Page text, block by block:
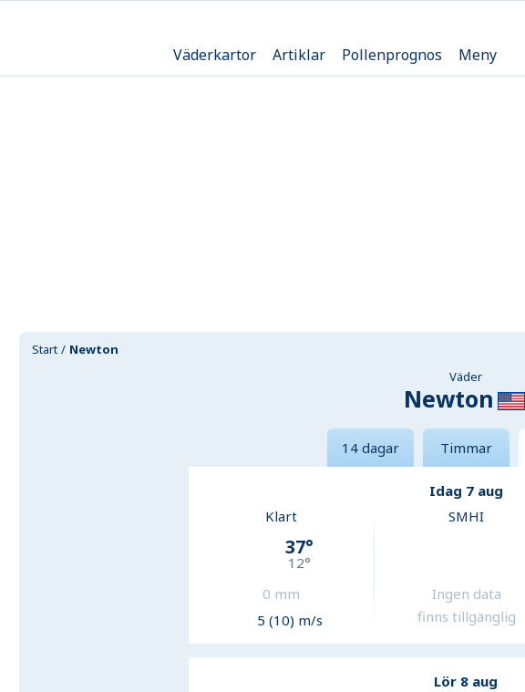
Väderkartor Artiklar Pollenprognos Meny
Start Newton
Väder
Newton
14 dagar Timmar
Idag 7 aug
Klart
37°
12°
0 mm
5 (10) m/s
SMHI
Ingen data
finns tillgänglig
Lör 8 aug